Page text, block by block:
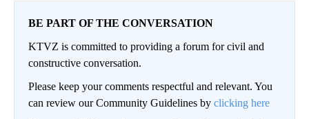
BE PART OF THE CONVERSATION
KTVZ is committed to providing a forum for civil and
constructive conversation.
Please keep your comments respectful and relevant. You
can review our Community Guidelines by clicking here